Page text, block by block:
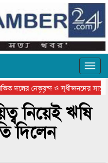
দলের নেতৃবৃন্দ ও সুধীজনদের সাথে
বাংলাদেশ গ্রুপ থিয়েটার
নিয়েই ঋষি
দিলেন